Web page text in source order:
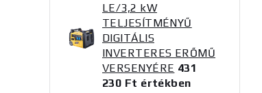
LE/3,2 kW
TELJESÍTMÉNYŰ
DIGITÁLIS
INVERTERES ERŐMŰ
VERSENYÉRE 431
230 Ft értékben